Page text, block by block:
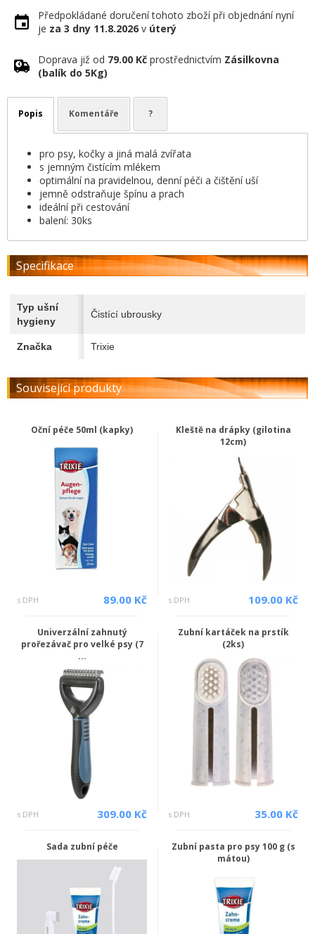
Předpokládané doručení tohoto zboží při objednání nyní
je za 3 dny 11.8.2026 v úterý
Doprava již od 79.00 Kč prostřednictvím Zásilkovna
(balík do 5Kg)
Popis Komentáře ?
pro psy, kočky a jiná malá zvířata
s jemným čistícím mlékem
optimální na pravidelnou, denní péči a čištění uší
jemně odstraňuje špínu a prach
ideální při cestování
balení: 30ks
Specifikace
Typ ušní
hygieny
Čistící ubrousky
Značka Trixie
Související produkty
Oční péče 50ml (kapky)
s DPH 89.00 Kč
Kleště na drápky (gilotina
12cm)
s DPH 109.00 Kč
Univerzální zahnutý
prořezávač pro velké psy (7
...
s DPH 309.00 Kč
Zubní kartáček na prstík
(2ks)
s DPH 35.00 Kč
Sada zubní péče
Zubní pasta pro psy 100 g (s
mátou)